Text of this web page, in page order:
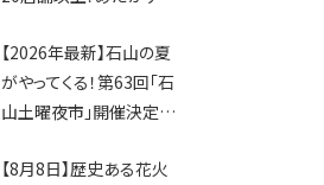
ソングライターによるライ
ブなど。【和邇ふれあい夏
祭り】
【2026年最新】石山の夏
がやってくる！第63回「石
山土曜夜市」開催決定！
ージが勢揃い【7月18日・
【8月8日】歴史ある花火